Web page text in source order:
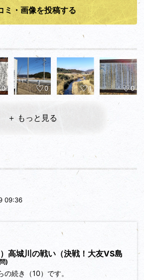
ミ・画像を投稿する
0 0 1 0
＋ もっと見る
09:36
高城川の戦い（決戦！大友VS島
)
続き（10）です。